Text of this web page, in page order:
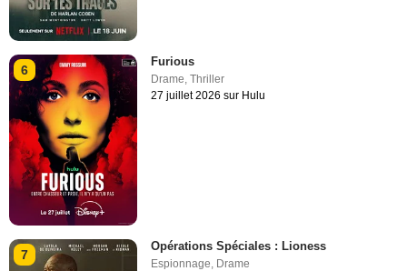
6
Furious
Drame ,Thriller
27 juillet 2026 sur Hulu
7
Opérations Spéciales : Lioness
Espionnage, Drame